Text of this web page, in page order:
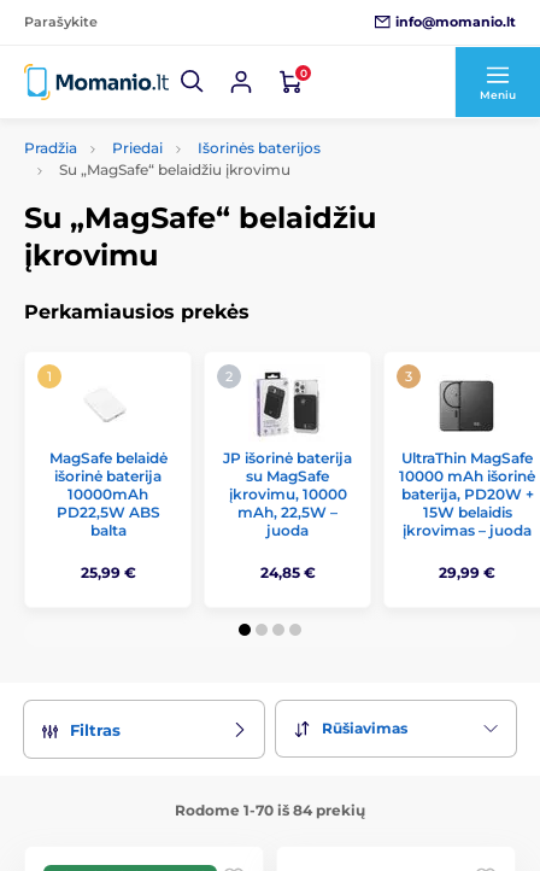
Parašykite info@momanio.lt
0
Meniu
Pradžia Priedai
Išorinės baterijos
Su „MagSafe“ belaidžiu įkrovimu
Su „MagSafe“ belaidžiu
įkrovimu
Perkamiausios prekės
MagSafe belaidė
išorinė baterija
10000mAh
PD22,5W ABS
balta
25,99 €
JP išorinė baterija
su MagSafe
įkrovimu, 10000
mAh, 22,5W –
juoda
24,85 €
UltraThin MagSafe
10000 mAh išorinė
baterija, PD20W +
15W belaidis
įkrovimas – juoda
29,99 €
Filtras Rūšiavimas
Rodome 1-70 iš 84 prekių